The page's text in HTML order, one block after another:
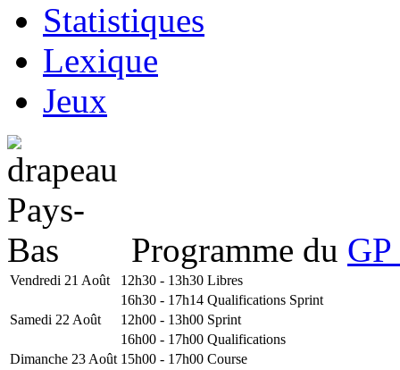
Statistiques
Lexique
Jeux
Programme du
Vendredi 21 Août 12h30 - 13h30 Libres
16h30 - 17h14 Qualifications Sprint
Samedi 22 Août
12h00 - 13h00 Sprint
16h00 - 17h00 Qualifications
Dimanche 23 Août 15h00 - 17h00 Course